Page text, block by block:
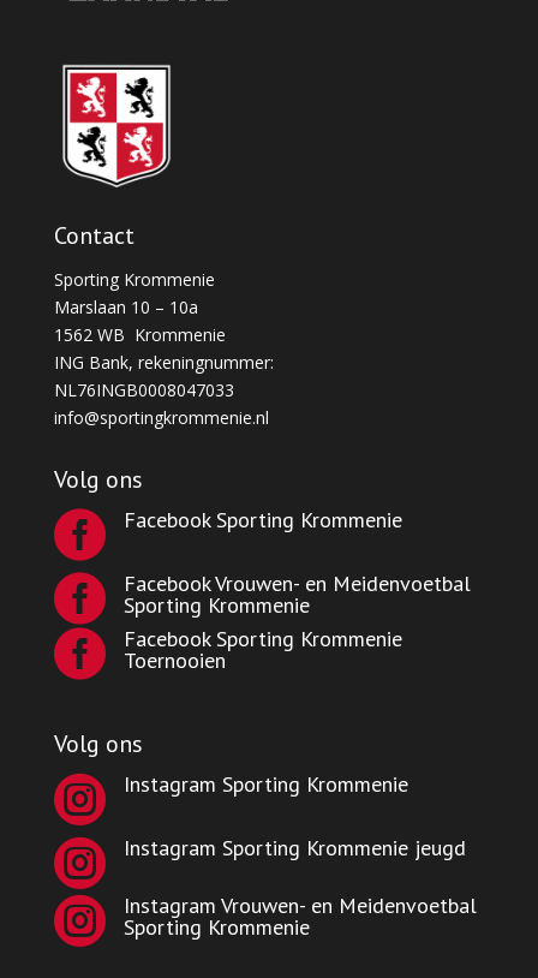
Contact
Sporting Krommenie
Marslaan 10 – 10a
1562 WB Krommenie
ING Bank, rekeningnummer:
NL76INGB0008047033
info@sportingkrommenie.nl
Volg ons
 Facebook Sporting Krommenie
 Facebook Vrouwen- en Meidenvoetbal
Sporting Krommenie
 Facebook Sporting Krommenie
Toernooien
Volg ons
 Instagram Sporting Krommenie
 Instagram Sporting Krommenie jeugd
 Instagram Vrouwen- en Meidenvoetbal
Sporting Krommenie